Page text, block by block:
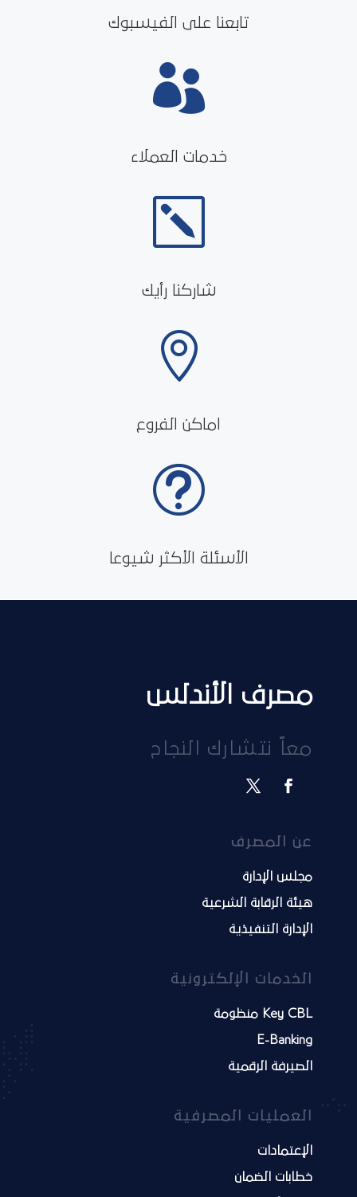
تابعنا على الفيسبوك

خدمات العملاء
k
شاركنا رأيك

اماكن الفروع
t
الأسئلة الأكثر شيوعا
مصرف الأندلس
معاً نتشارك النجاح
عن المصرف
مجلس الإدارة
هيئة الرقابة الشرعية
الإدارة التنفيذية
الخدمات الإلكترونية
Key CBL منظومة
E-Banking
الصيرفة الرقمية
العمليات المصرفية
الإعتمادات
خطابات الضمان